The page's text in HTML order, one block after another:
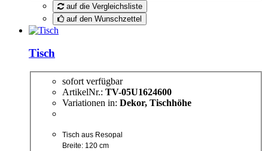
auf die Vergleichsliste
auf den Wunschzettel
Tisch
sofort verfügbar
ArtikelNr.: TV-05U1624600
Variationen in: Dekor, Tischhöhe
Tisch aus Resopal
Breite: 120 cm